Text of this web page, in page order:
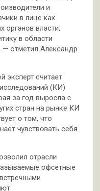
и
в лице как
органов власти,
в области
— отметил Александр
эксперт считает
(КИ)
за год выросла с
стран на рынке КИ
о том, что
чувствовать себя
отрасли
офсетные